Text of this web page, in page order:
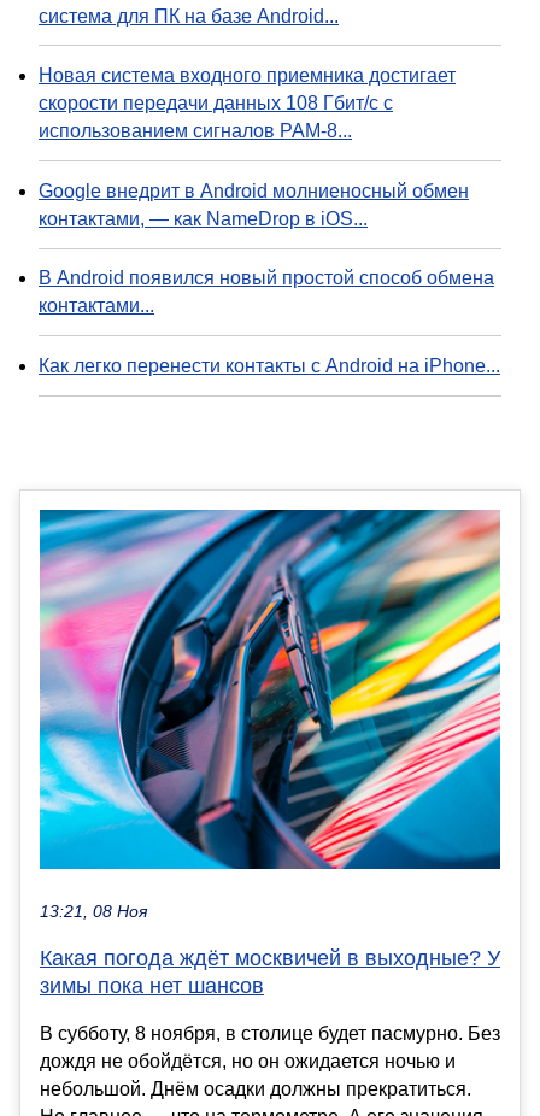
система для ПК на базе Android...
Новая система входного приемника достигает
скорости передачи данных 108 Гбит/с с
использованием сигналов PAM-8...
Google внедрит в Android молниеносный обмен
контактами, — как NameDrop в iOS...
В Android появился новый простой способ обмена
контактами...
Как легко перенести контакты с Android на iPhone...
13:21, 08 Ноя
Какая погода ждёт москвичей в выходные? У
зимы пока нет шансов
В субботу, 8 ноября, в столице будет пасмурно. Без
дождя не обойдётся, но он ожидается ночью и
небольшой. Днём осадки должны прекратиться.